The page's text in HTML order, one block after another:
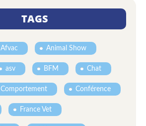
TAGS
Afvac Animal Show
asv BFM Chat
Comportement Conférence
France Vet